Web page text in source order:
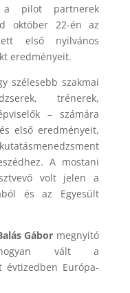
pilot partnerek
október 22-én az
első nyilvános
eredményeit.
szélesebb szakmai
trénerek,
– számára
első eredményeit,
A mostani
volt jelen a
és az Egyesült
Gábor megnyitó
hogyan vált a
évtizedben Európa-